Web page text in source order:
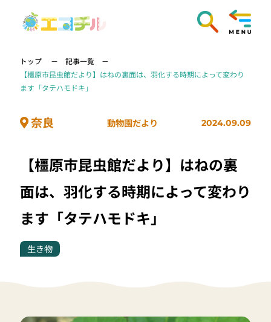
トップ
記事一覧
【橿原市昆虫館だより】はねの裏面は、羽化する時期によって変わり
ます「タテハモドキ」
奈良 動物園だより 2024.09.09
【橿原市昆虫館だより】はねの裏
面は、羽化する時期によって変わり
ます「タテハモドキ」
生き物